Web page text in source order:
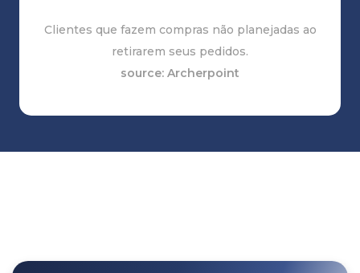
Clientes que fazem compras não planejadas ao
retirarem seus pedidos.
source: Archerpoint